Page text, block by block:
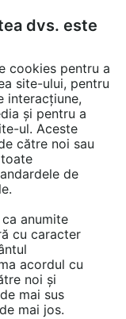
FĂ-ȚI CONT LOGIN
RESTRANGE
dvs. este
cookies pentru a
site-ului, pentru
interacțiune,
și pentru a
ul. Aceste
către noi sau
de
anumite
cu caracter
acordul cu
noi și
mai sus
mai jos.